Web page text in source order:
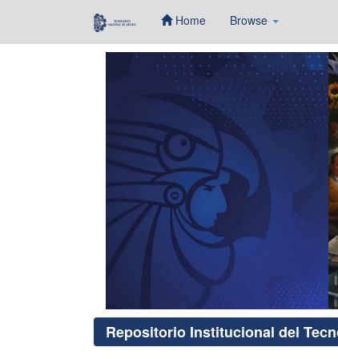
Home Browse
Repositorio Institucional del